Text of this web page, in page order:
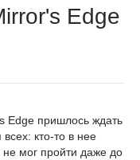
Edge
Edge пришлось ждать
кто-то в нее
не мог пройти даже до